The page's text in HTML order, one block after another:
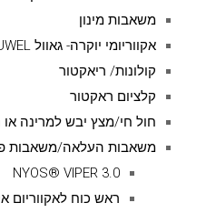
משאבות מינון
אקווריומי יוקרה- גאוול JUWEL
קולונות/ ריאקטור
קלציום ראקטור
חול חי/מצץ יבש למרינה או
משאבות העלאה/משאבות
NYOS® VIPER 3.0
ראש כוח לאקווריום